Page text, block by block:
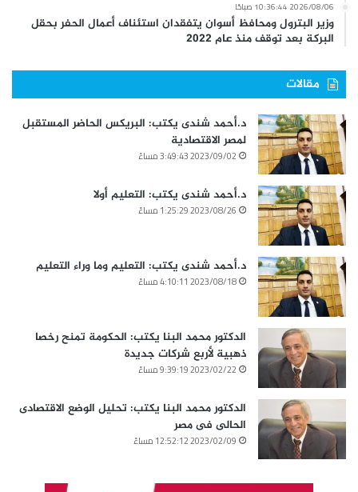
2026/08/06 10:36:44 صباحًا
وزير البترول ومحافظ أسوان يتفقدان استئناف أعمال الحفر بحقل
البركة بعد توقف منذ عام 2022
مقالات
د.أحمد شندى يكتب: البريكس الحاضر المستقبل
لمصر الاقتصادية
2023/09/02 3:49:43 مساءً
د.أحمد شندى يكتب: التعليم أولا
2023/08/26 1:25:29 مساءً
د.أحمد شندى يكتب: التعليم وما وراء التعليم
2023/08/18 4:10:11 مساءً
الدكتور محمد البنا يكتب: الحكومة تمنح رخصا
ذهبية لأربع شركات جديدة
2023/02/22 9:39:19 مساءً
الدكتور محمد البنا يكتب: تحليل الوضع الاقتصادى
الحالى فى مصر
2023/02/09 12:52:12 مساءً